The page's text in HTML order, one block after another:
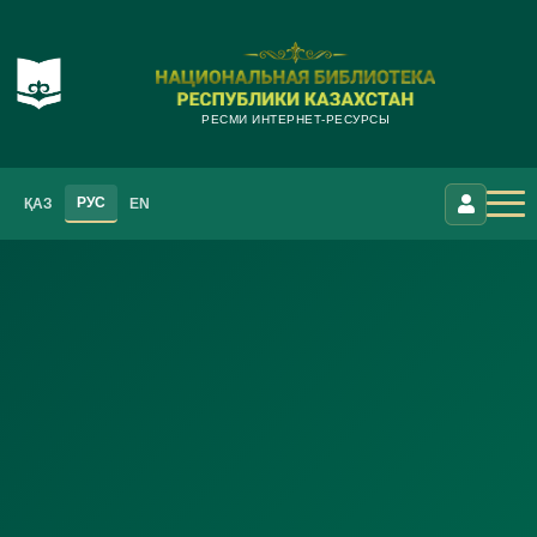
РЕСМИ ИНТЕРНЕТ-РЕСУРСЫ
ҚАЗ РУС EN